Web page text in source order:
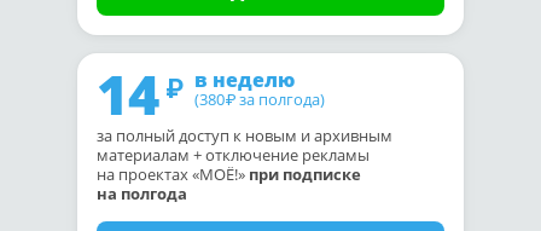
14 в неделю
(380₽ за полгода)
за полный доступ к новым и архивным
материалам + отключение рекламы
на проектах «МОЁ!» при подписке
на полгода